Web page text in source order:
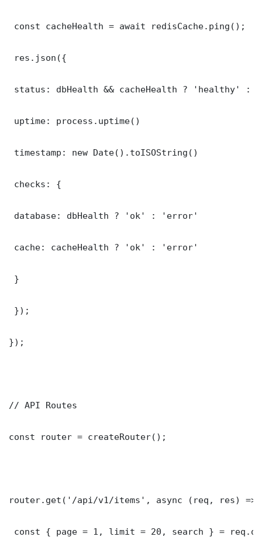
const cacheHealth = await redisCache.ping();
res.json({
status: dbHealth && cacheHealth ? 'healthy' :
uptime: process.uptime()
timestamp: new Date().toISOString()
checks: {
database: dbHealth ? 'ok' : 'error'
cache: cacheHealth ? 'ok' : 'error'
}
});
});
// API Routes
const router = createRouter();
router.get('/api/v1/items', async (req, res) =>
const { page = 1, limit = 20, search } =